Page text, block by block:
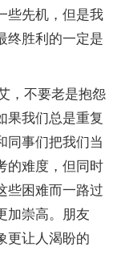
些先机，但是我
终胜利的一定是
，不要老是抱怨
果我们总是重复
同事们把我们当
的难度，但同时
些困难而一路过
加崇高。朋友
更让人渴盼的